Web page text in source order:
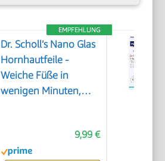
EMPFEHLUNG
Dr. Scholl’s Nano Glas
Hornhautfeile -
Weiche Füße in
wenigen Minuten,
Pediküre, Geeignet für
Nasse oder Trockene
9,99 €